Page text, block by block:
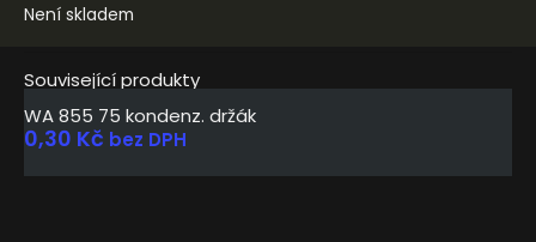
Není skladem
Související produkty
WA 855 75 kondenz. držák
0,30 Kč bez DPH